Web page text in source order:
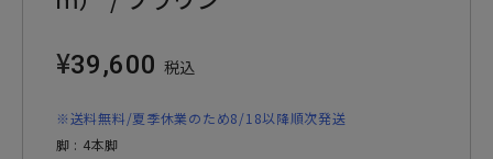
¥39,600 税込
※送料無料/夏季休業のため8/18以降順次発送
脚 : 4本脚